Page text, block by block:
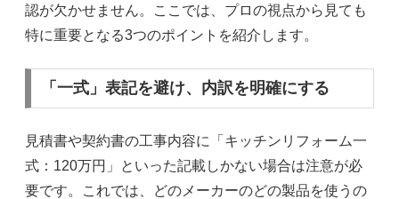
認が欠かせません。ここでは、プロの視点から見ても
特に重要となる3つのポイントを紹介します。
「一式」表記を避け、内訳を明確にする
見積書や契約書の工事内容に「キッチンリフォーム一
式：120万円」といった記載しかない場合は注意が必
要です。これでは、どのメーカーのどの製品を使うの